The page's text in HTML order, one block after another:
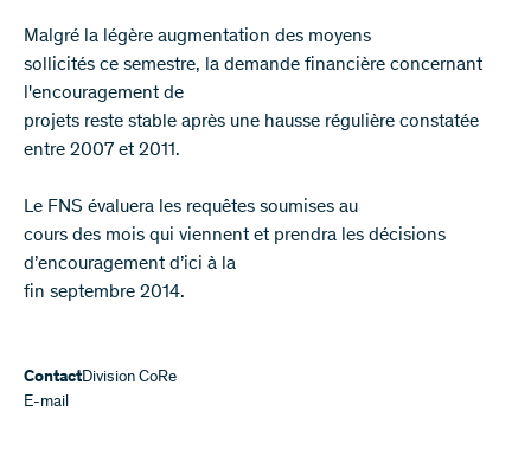
Malgré la légère augmentation des moyens
sollicités ce semestre, la demande financière concernant
l'encouragement de
projets reste stable après une hausse régulière constatée
entre 2007 et 2011.
Le FNS évaluera les requêtes soumises au
cours des mois qui viennent et prendra les décisions
d’encouragement d’ici à la
fin septembre 2014.
ContactDivision CoRe
E-mail